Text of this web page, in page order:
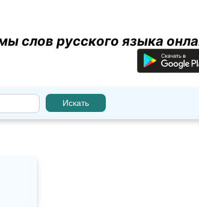
слов русского языка